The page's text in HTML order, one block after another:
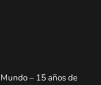
– 15 años de